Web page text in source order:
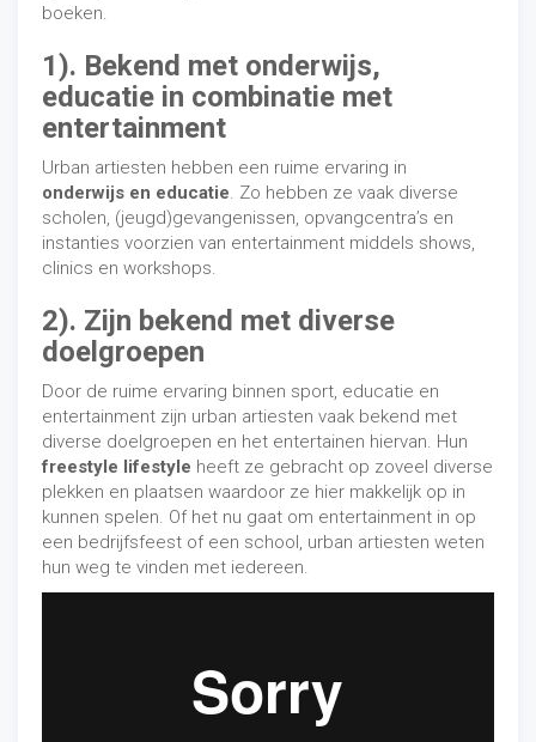
boeken.
1). Bekend met onderwijs,
educatie in combinatie met
entertainment
Urban artiesten hebben een ruime ervaring in
onderwijs en educatie . Zo hebben ze vaak diverse
scholen, (jeugd)gevangenissen, opvangcentra’s en
instanties voorzien van entertainment middels shows,
clinics en workshops.
2). Zijn bekend met diverse
doelgroepen
Door de ruime ervaring binnen sport, educatie en
entertainment zijn urban artiesten vaak bekend met
diverse doelgroepen en het entertainen hiervan. Hun
freestyle lifestyle heeft ze gebracht op zoveel diverse
plekken en plaatsen waardoor ze hier makkelijk op in
kunnen spelen. Of het nu gaat om entertainment in op
een bedrijfsfeest of een school, urban artiesten weten
hun weg te vinden met iedereen.